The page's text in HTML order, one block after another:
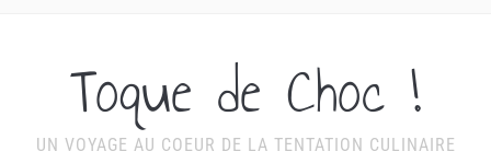
Toque de Choc !
UN VOYAGE AU COEUR DE LA TENTATION CULINAIRE